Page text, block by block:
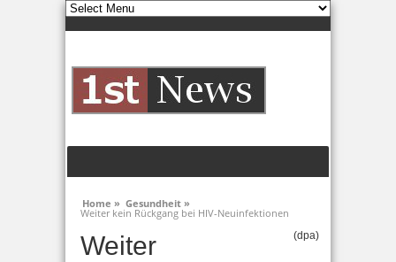
Home » Gesundheit »
Weiter kein Rückgang bei HIV-Neuinfektionen
Weiter
(dpa)